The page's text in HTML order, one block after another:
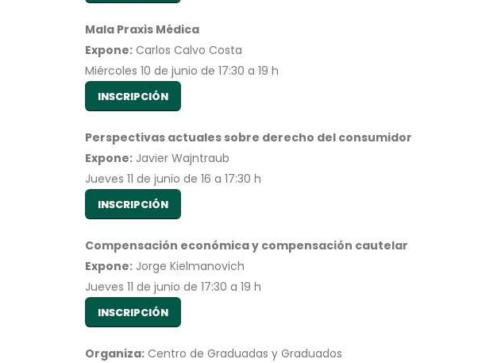
Mala Praxis Médica
Expone: Carlos Calvo Costa
Miércoles 10 de junio de 17:30 a 19 h
INSCRIPCIÓN
Perspectivas actuales sobre derecho del consumidor
Expone: Javier Wajntraub
Jueves 11 de junio de 16 a 17:30 h
INSCRIPCIÓN
Compensación económica y compensación cautelar
Expone: Jorge Kielmanovich
Jueves 11 de junio de 17:30 a 19 h
INSCRIPCIÓN
Organiza: Centro de Graduadas y Graduados